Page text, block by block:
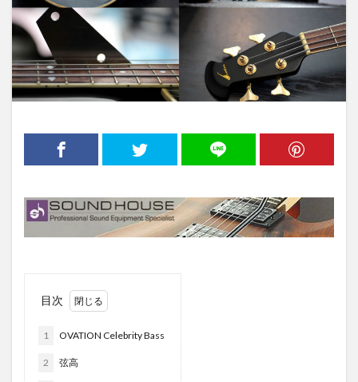
目次
1 OVATION Celebrity Bass
2 弦高